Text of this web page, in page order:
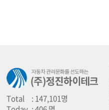
Total
: 147,101명